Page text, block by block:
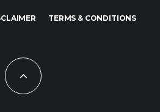
TERMS & CONDITIONS